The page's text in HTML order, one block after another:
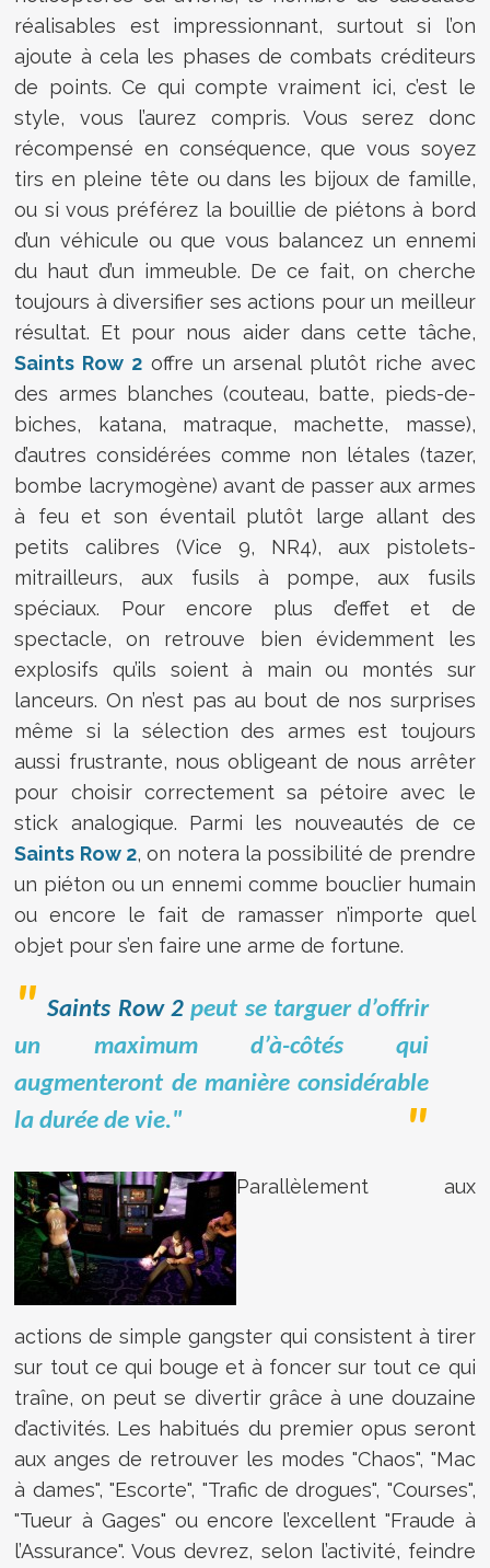
réalisables est impressionnant, surtout si l’on
ajoute à cela les phases de combats créditeurs
de points. Ce qui compte vraiment ici, c’est le
style, vous l’aurez compris. Vous serez donc
récompensé en conséquence, que vous soyez
tirs en pleine tête ou dans les bijoux de famille,
ou si vous préférez la bouillie de piétons à bord
d’un véhicule ou que vous balancez un ennemi
du haut d’un immeuble. De ce fait, on cherche
toujours à diversifier ses actions pour un meilleur
résultat. Et pour nous aider dans cette tâche,
Saints Row 2offre un arsenal plutôt riche avec
des armes blanches (couteau, batte, pieds-de-
biches, katana, matraque, machette, masse),
d’autres considérées comme non létales (tazer,
bombe lacrymogène) avant de passer aux armes
à feu et son éventail plutôt large allant des
petits calibres (Vice 9, NR4), aux pistolets-
mitrailleurs, aux fusils à pompe, aux fusils
spéciaux. Pour encore plus d’effet et de
spectacle, on retrouve bien évidemment les
explosifs qu’ils soient à main ou montés sur
lanceurs. On n’est pas au bout de nos surprises
même si la sélection des armes est toujours
aussi frustrante, nous obligeant de nous arrêter
pour choisir correctement sa pétoire avec le
stick analogique. Parmi les nouveautés de ce
Saints Row 2, on notera la possibilité de prendre
un piéton ou un ennemi comme bouclier humain
ou encore le fait de ramasser n’importe quel
objet pour s’en faire une arme de fortune.
Saints Row 2 peut se targuer d’offrir
un maximum d’à-côtés qui
augmenteront de manière considérable
la durée de vie."
Parallèlement aux
actions de simple gangster qui consistent à tirer
sur tout ce qui bouge et à foncer sur tout ce qui
traîne, on peut se divertir grâce à une douzaine
d’activités. Les habitués du premier opus seront
aux anges de retrouver les modes "Chaos", "Mac
à dames", "Escorte", "Trafic de drogues", "Courses",
"Tueur à Gages" ou encore l’excellent "Fraude à
l’Assurance". Vous devrez, selon l’activité, feindre